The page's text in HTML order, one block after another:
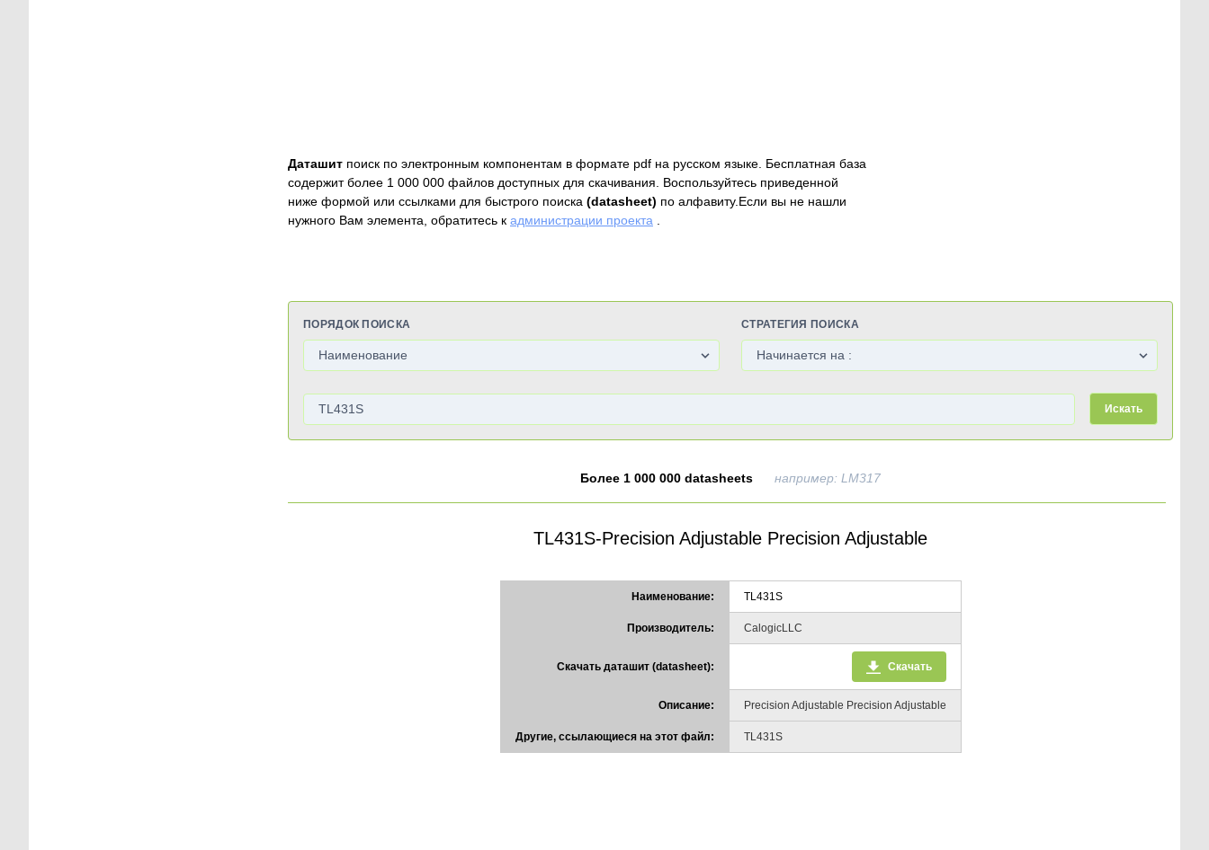
Даташит поиск по электронным компонентам в формате pdf на русском языке. Бесплатная база
содержит более 1 000 000 файлов доступных для скачивания. Воспользуйтесь приведенной
ниже формой или ссылками для быстрого поиска (datasheet) по алфавиту.Если вы не нашли
нужного Вам элемента, обратитесь к администрации проекта .
ПОРЯДОК ПОИСКА СТРАТЕГИЯ ПОИСКА
Искать
Более 1 000 000 datasheets например: LM317
TL431S-Precision Adjustable Precision Adjustable
Наименование: TL431S
Производитель: CalogicLLC
Скачать даташит (datasheet): Скачать
Описание: Precision Adjustable Precision Adjustable
Другие, ссылающиеся на этот файл: TL431S